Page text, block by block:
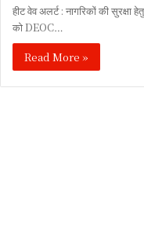
हीट वेव अलर्ट : नागरिकों की सुरक्षा
को DEOC…
Read More »